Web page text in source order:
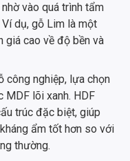
vào quá trình tẩm
dụ, gỗ Lim là một
giá cao về độ bền và
công nghiệp, lựa chọn
MDF lõi xanh. HDF
trúc đặc biệt, giúp
ẩm tốt hơn so với
thường.